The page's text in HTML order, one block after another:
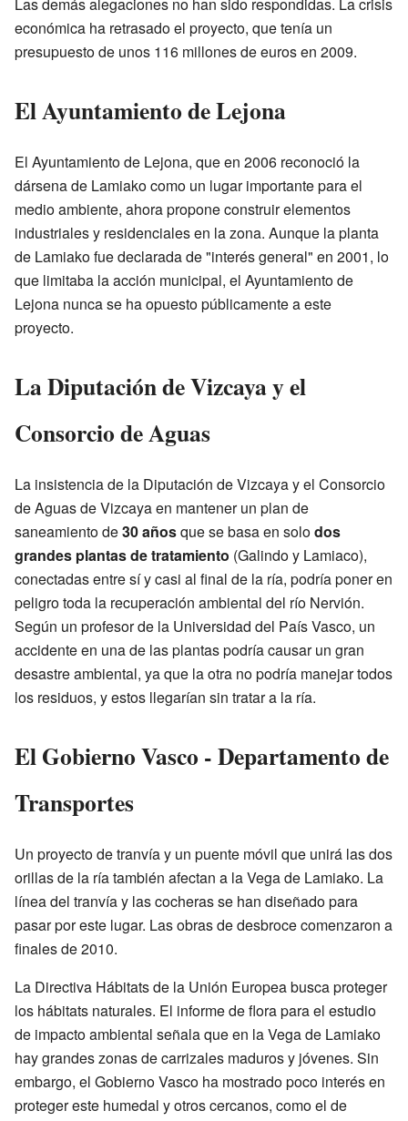
económica ha retrasado el proyecto, que tenía un
presupuesto de unos 116 millones de euros en 2009.
El Ayuntamiento de Lejona
El Ayuntamiento de Lejona, que en 2006 reconoció la
dársena de Lamiako como un lugar importante para el
medio ambiente, ahora propone construir elementos
industriales y residenciales en la zona. Aunque la planta
de Lamiako fue declarada de "interés general" en 2001, lo
que limitaba la acción municipal, el Ayuntamiento de
Lejona nunca se ha opuesto públicamente a este
proyecto.
La Diputación de Vizcaya y el
Consorcio de Aguas
La insistencia de la Diputación de Vizcaya y el Consorcio
de Aguas de Vizcaya en mantener un plan de
saneamiento de30 añosque se basa en solodos
grandes plantas de tratamiento (Galindo y Lamiaco),
conectadas entre sí y casi al final de la ría, podría poner en
peligro toda la recuperación ambiental del río Nervión.
Según un profesor de la Universidad del País Vasco, un
accidente en una de las plantas podría causar un gran
desastre ambiental, ya que la otra no podría manejar todos
los residuos, y estos llegarían sin tratar a la ría.
El Gobierno Vasco - Departamento de
Transportes
Un proyecto de tranvía y un puente móvil que unirá las dos
orillas de la ría también afectan a la Vega de Lamiako. La
línea del tranvía y las cocheras se han diseñado para
pasar por este lugar. Las obras de desbroce comenzaron a
finales de 2010.
La Directiva Hábitats de la Unión Europea busca proteger
los hábitats naturales. El informe de flora para el estudio
de impacto ambiental señala que en la Vega de Lamiako
hay grandes zonas de carrizales maduros y jóvenes. Sin
embargo, el Gobierno Vasco ha mostrado poco interés en
proteger este humedal y otros cercanos, como el de